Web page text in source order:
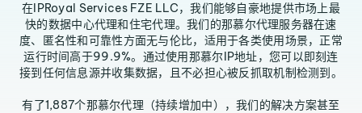
在IPRoyal Services FZE LLC，我们能够自豪地提供市场上最
快的数据中心代理和住宅代理。我们的那慕尔代理服务器在速
度、匿名性和可靠性方面无与伦比，适用于各类使用场景，正常
运行时间高于99.9%。通过使用那慕尔IP地址，您可以即刻连
接到任何信息源并收集数据，且不必担心被反抓取机制检测到。
有了1,887个那慕尔代理（持续增加中），我们的解决方案甚至